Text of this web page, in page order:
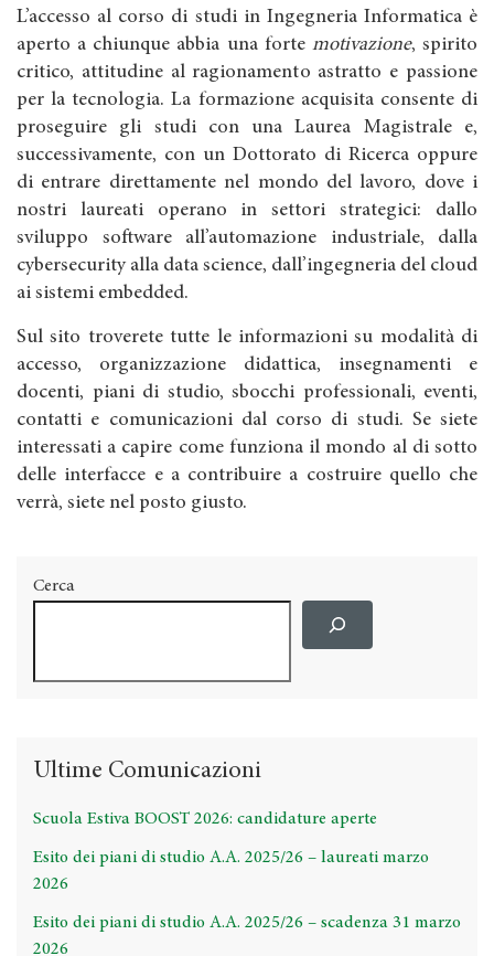
L’accesso al corso di studi in Ingegneria Informatica è
aperto a chiunque abbia una forte motivazione, spirito
critico, attitudine al ragionamento astratto e passione
per la tecnologia. La formazione acquisita consente di
proseguire gli studi con una Laurea Magistrale e,
successivamente, con un Dottorato di Ricerca oppure
di entrare direttamente nel mondo del lavoro, dove i
nostri laureati operano in settori strategici: dallo
sviluppo software all’automazione industriale, dalla
cybersecurity alla data science, dall’ingegneria del cloud
ai sistemi embedded.
Sul sito troverete tutte le informazioni su modalità di
accesso, organizzazione didattica, insegnamenti e
docenti, piani di studio, sbocchi professionali, eventi,
contatti e comunicazioni dal corso di studi. Se siete
interessati a capire come funziona il mondo al di sotto
delle interfacce e a contribuire a costruire quello che
verrà, siete nel posto giusto.
Cerca
Ultime Comunicazioni
Scuola Estiva BOOST 2026: candidature aperte
Esito dei piani di studio A.A. 2025/26 – laureati marzo
2026
Esito dei piani di studio A.A. 2025/26 – scadenza 31 marzo
2026